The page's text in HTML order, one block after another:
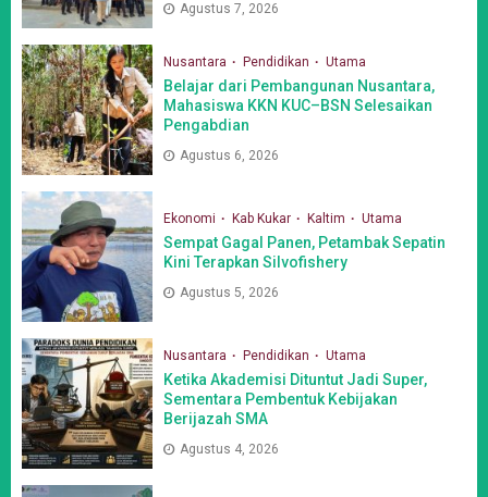
Agustus 7, 2026
Nusantara Pendidikan Utama
Belajar dari Pembangunan Nusantara,
Mahasiswa KKN KUC–BSN Selesaikan
Pengabdian
Agustus 6, 2026
Ekonomi Kab Kukar Kaltim Utama
Sempat Gagal Panen, Petambak Sepatin
Kini Terapkan Silvofishery
Agustus 5, 2026
Nusantara Pendidikan Utama
Ketika Akademisi Dituntut Jadi Super,
Sementara Pembentuk Kebijakan
Berijazah SMA
Agustus 4, 2026